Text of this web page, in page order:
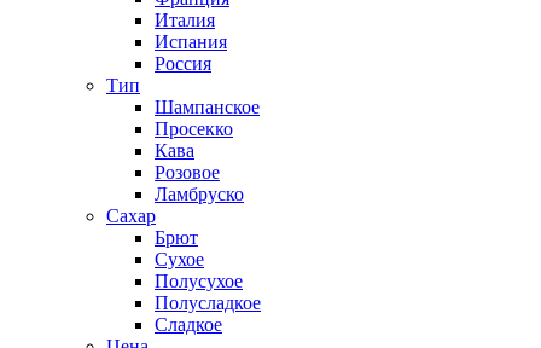
Италия
Испания
Россия
Тип
Шампанское
Просекко
Кава
Розовое
Ламбруско
Сахар
Брют
Сухое
Полусухое
Полусладкое
Сладкое